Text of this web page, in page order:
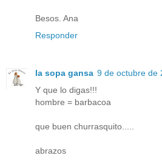
Besos. Ana
Responder
la sopa gansa 9 de octubre de
Y que lo digas!!!
hombre = barbacoa
que buen churrasquito.....
abrazos